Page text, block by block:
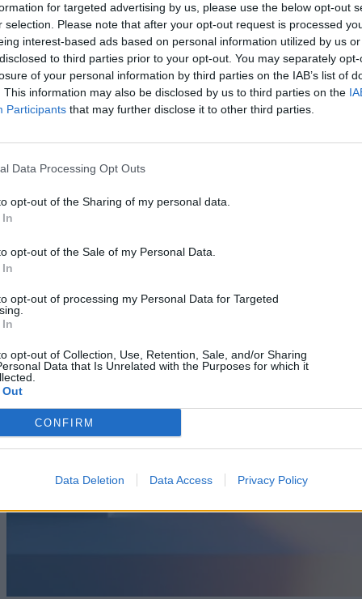
for targeted advertising by us, please use the below opt-out
selection. Please note that after your opt-out request is processed
interest-based ads based on personal information utilized by us
to third parties prior to your opt-out. You may separately
of your personal information by third parties on the IAB’s list of
This information may also be disclosed by us to third parties on the
Participants that may further disclose it to other third parties.
Data Processing Opt Outs
opt-out of the Sharing of my personal data.
opt-out of the Sale of my Personal Data.
opt-out of processing my Personal Data for Targeted
opt-out of Collection, Use, Retention, Sale, and/or Sharing
Data that Is Unrelated with the Purposes for which it
CONFIRM
Data Deletion Data Access Privacy Policy
Science
Αυτό είναι το «Σκουλήκι του Διαβόλου» και αλλάζει
κυβερνάμε τον κόσμο